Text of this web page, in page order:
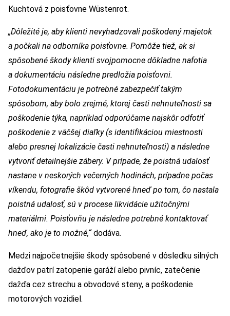
Kuchtová z poisťovne Wüstenrot.
„Dôležité je, aby klienti nevyhadzovali poškodený majetok
a počkali na odborníka poisťovne. Pomôže tiež, ak si
spôsobené škody klienti svojpomocne dôkladne nafotia
a dokumentáciu následne predložia poisťovni.
Fotodokumentáciu je potrebné zabezpečiť takým
spôsobom, aby bolo zrejmé, ktorej časti nehnuteľnosti sa
poškodenie týka, napríklad odporúčame najskôr odfotiť
poškodenie z väčšej diaľky (s identifikáciou miestnosti
alebo presnej lokalizácie časti nehnuteľnosti) a následne
vytvoriť detailnejšie zábery. V prípade, že poistná udalosť
nastane v neskorých večerných hodinách, prípadne počas
víkendu, fotografie škôd vytvorené hneď po tom, čo nastala
poistná udalosť, sú v procese likvidácie užitočnými
materiálmi. Poisťovňu je následne potrebné kontaktovať
hneď, ako je to možné,“dodáva.
Medzi najpočetnejšie škody spôsobené v dôsledku silných
dažďov patrí zatopenie garáží alebo pivníc, zatečenie
dažďa cez strechu a obvodové steny, a poškodenie
motorových vozidiel.